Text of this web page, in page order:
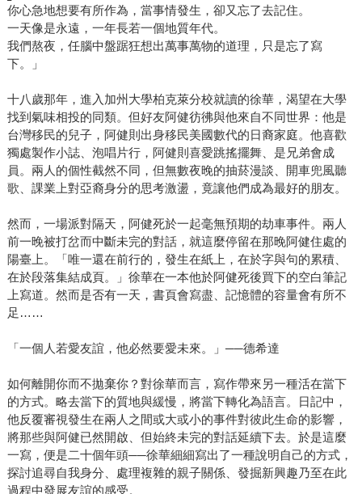
你心急地想要有所作為，當事情發生，卻又忘了去記住。
一天像是永遠，一年長若一個地質年代。
我們熬夜，任腦中盤踞狂想出萬事萬物的道理，只是忘了寫
下。」
十八歲那年，進入加州大學柏克萊分校就讀的徐華，渴望在大學
找到氣味相投的同類。但好友阿健彷彿與他來自不同世界：他是
台灣移民的兒子，阿健則出身移民美國數代的日裔家庭。他喜歡
獨處製作小誌、泡唱片行，阿健則喜愛跳搖擺舞、是兄弟會成
員。兩人的個性截然不同，但無數夜晚的抽菸漫談、開車兜風聽
歌、課業上對亞裔身分的思考激盪，竟讓他們成為最好的朋友。
然而，一場派對隔天，阿健死於一起毫無預期的劫車事件。兩人
前一晚被打岔而中斷未完的對話，就這麼停留在那晚阿健住處的
陽臺上。「唯一還在前行的，發生在紙上，在於字與句的累積、
在於段落集結成頁。」徐華在一本他於阿健死後買下的空白筆記
上寫道。然而是否有一天，書頁會寫盡、記憶體的容量會有所不
足……
「一個人若愛友誼，他必然要愛未來。」──德希達
如何離開你而不拋棄你？對徐華而言，寫作帶來另一種活在當下
的方式。略去當下的質地與緩慢，將當下轉化為語言。日記中，
他反覆審視發生在兩人之間或大或小的事件對彼此生命的影響，
將那些與阿健已然開啟、但始終未完的對話延續下去。於是這麼
一寫，便是二十個年頭──徐華細細寫出了一種說明自己的方式，
探討追尋自我身分、處理複雜的親子關係、發掘新興趣乃至在此
過程中發展友誼的感受。